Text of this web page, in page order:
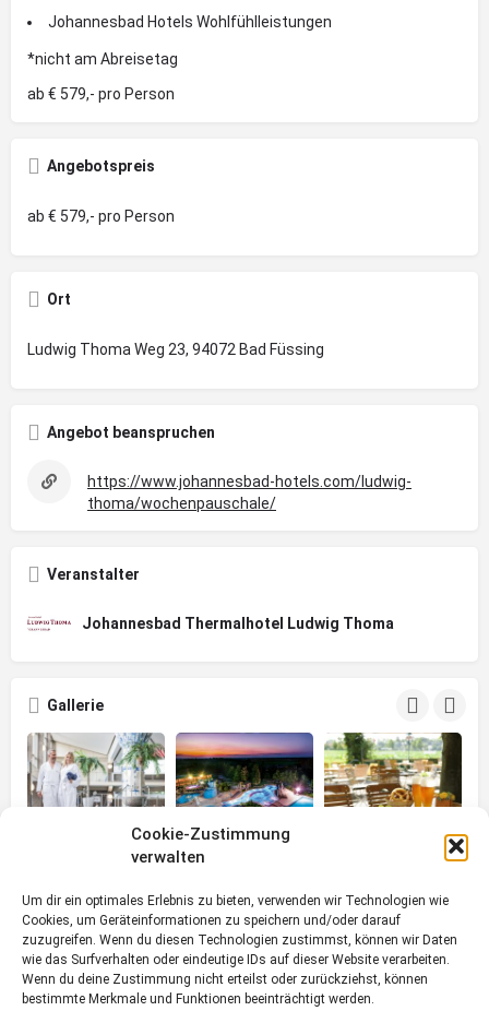
Cookie-Zustimmung
verwalten
Um dir ein optimales Erlebnis zu bieten, verwenden wir Technologien wie
Cookies, um Geräteinformationen zu speichern und/oder darauf
zuzugreifen. Wenn du diesen Technologien zustimmst, können wir Daten
wie das Surfverhalten oder eindeutige IDs auf dieser Website verarbeiten.
Wenn du deine Zustimmung nicht erteilst oder zurückziehst, können
bestimmte Merkmale und Funktionen beeinträchtigt werden.
Johannesbad Hotels Wohlfühlleistungen
*nicht am Abreisetag
ab € 579,- pro Person
Angebotspreis
ab € 579,- pro Person
Ort
Ludwig Thoma Weg 23, 94072 Bad Füssing
Angebot beanspruchen
https://www.johannesbad-hotels.com/ludwig-
thoma/wochenpauschale/
Veranstalter
Johannesbad Thermalhotel Ludwig Thoma
Gallerie
Soziale Netzwerke
Facebook Instagram
YouTube YouTube